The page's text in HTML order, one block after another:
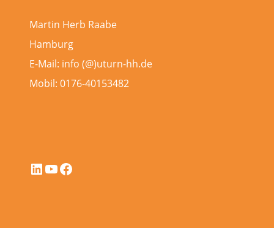
Martin Herb Raabe
Hamburg
E-Mail: info (@)uturn-hh.de
Mobil: 0176-40153482
LinkedIn
YouTube
Facebook